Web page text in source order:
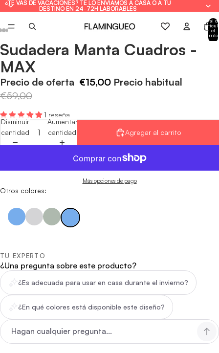
¿TE VAS DE VACACIONES? TE LO ENVIAMOS A CASA O A TU
DESTINO EN 24-72H LABORABLES
¿TE VAS DE VACACIONES? TE LO ENVIAMOS A CASA O A TU
DESTINO EN 24-72H LABORABLES
Total
en el
carrito:
Abrir
imagen
a
pantalla
Abrir
imagen
a
pantalla
Abrir
imagen
a
pantalla
Abrir
imagen
a
pantalla
Abrir
imagen
a
pantalla
Sudadera Manta Cuadros -
MAX
Precio de oferta €15,00 Precio habitual
€59,00
1 reseña
Disminuir
cantidad
Aumentar
cantidad
Agregar al carrito
Más opciones de pago
Otros colores:
TU EXPERTO
¿Una pregunta sobre este producto?
¿Es adecuada para usar en casa durante el invierno?
¿En qué colores está disponible este diseño?